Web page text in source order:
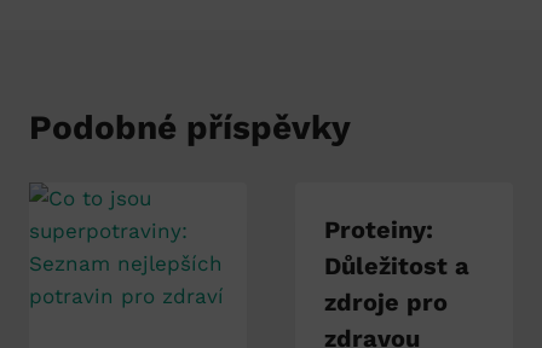
Podobné příspěvky
Proteiny:
Důležitost a
zdroje pro
zdravou